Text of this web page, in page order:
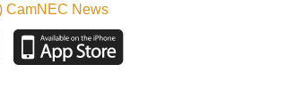
CamNEC News